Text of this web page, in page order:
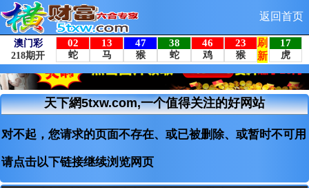
返回首页
天下網5txw.com,一个值得关注的好网站
对不起，您请求的页面不存在、或已被删除、或暂时不可用
请点击以下链接继续浏览网页